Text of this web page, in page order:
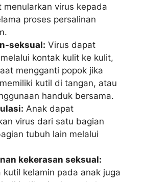
menularkan virus kepada
proses persalinan
seksual: Virus dapat
kontak kulit ke kulit,
mengganti popok jika
kutil di tangan, atau
handuk bersama.
Anak dapat
virus dari satu bagian
tubuh lain melalui
kekerasan seksual:
kutil kelamin pada anak juga